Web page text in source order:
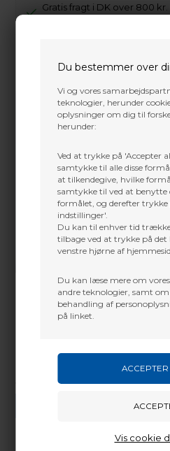
Du bestemmer over
Vi og vores
teknologier, herunder
oplysninger om dig til
herunder:
Ved at trykke på 'Accepter
samtykke til alle disse
at tilkendegive, hvilke
samtykke til ved at benytte
formålet, og derefter trykke
indstillinger'.
Du kan til enhver tid
tilbage ved at trykke på det
venstre hjørne af
Du kan læse mere om
andre teknologier, samt
behandling af
på linket.
Vis cookie
Gratis fragt i DK over 800
og 3D dyr
Vi gør vores bedste for at besvare alle